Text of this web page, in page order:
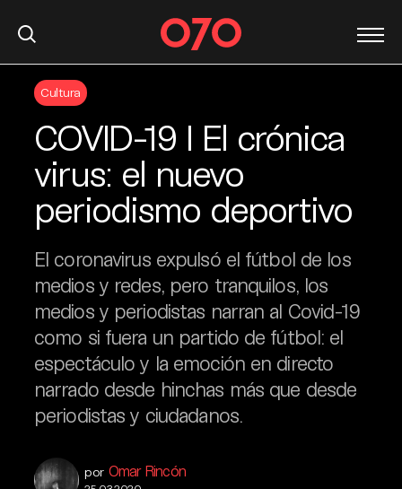
Cultura
COVID-19 I El crónica
virus: el nuevo
periodismo deportivo
El coronavirus expulsó el fútbol de los
medios y redes, pero tranquilos, los
medios y periodistas narran al Covid-19
como si fuera un partido de fútbol: el
espectáculo y la emoción en directo
narrado desde hinchas más que desde
periodistas y ciudadanos.
por Omar Rincón